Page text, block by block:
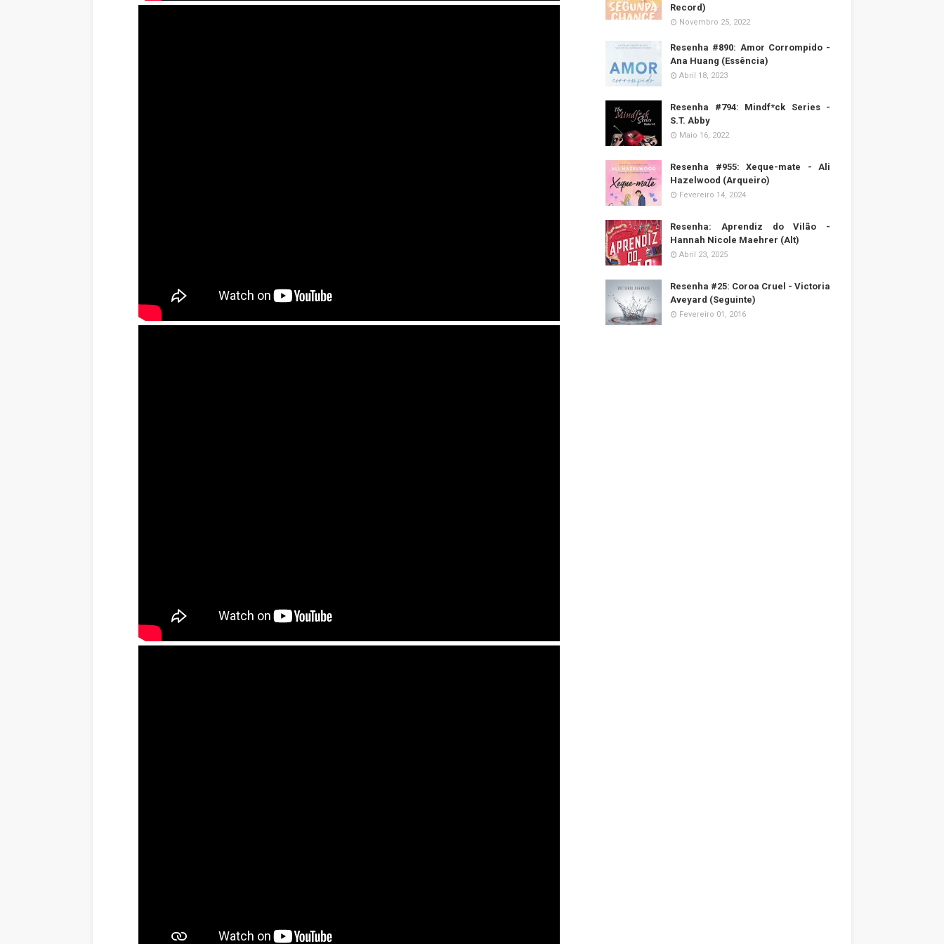
Record)
Novembro 25, 2022
Resenha #890: Amor Corrompido -
Ana Huang (Essência)
Abril 18, 2023
Resenha #794: Mindf*ck Series -
S.T. Abby
Maio 16, 2022
Resenha #955: Xeque-mate - Ali
Hazelwood (Arqueiro)
Fevereiro 14, 2024
Resenha: Aprendiz do Vilão -
Hannah Nicole Maehrer (Alt)
Abril 23, 2025
Resenha #25: Coroa Cruel - Victoria
Aveyard (Seguinte)
Fevereiro 01, 2016